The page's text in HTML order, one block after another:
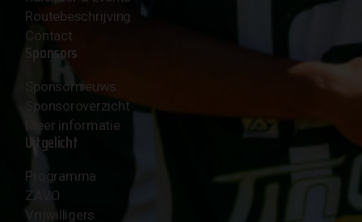
Routebeschrijving
Contact
Sponsors
Sponsornieuws
Sponsoroverzicht
Meer informatie
Uitgelicht
Programma
ZAVO
Vrijwilligers